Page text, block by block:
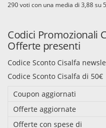
voti con una media di su
Codici Promozionali
Offerte presenti
Codice Sconto Cisalfa
Codice Sconto Cisalfa di 50€
Coupon aggiornati
Offerte aggiornate
Offerte con spese di